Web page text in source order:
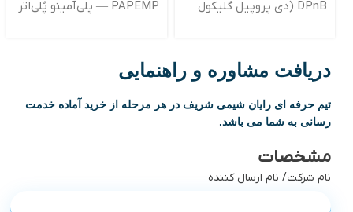
DPnB (دی پروپیل گلیکول
PAPEMP — پلی‌آمینو پُلی‌اتر
دریافت مشاوره و راهنمایی
تیم حرفه ای رایان شیمی شریف در هر مرحله از خرید آماده خدمت
رسانی به شما می باشد.
مشخصات
نام شرکت/ نام ارسال کننده